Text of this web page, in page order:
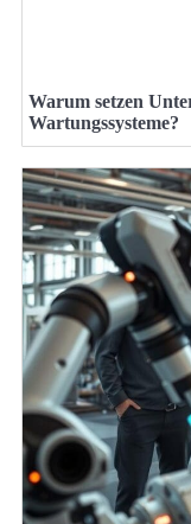
Warum setzen
Wartungssysteme?